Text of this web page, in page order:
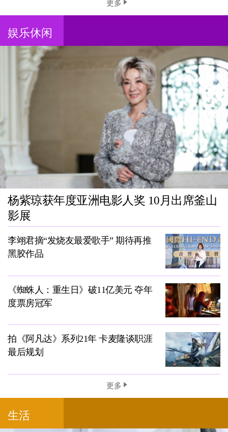
更多
娱乐休闲
杨紫琼获年度亚洲电影人奖 10月出席釜山
影展
李翊君摘“发烧友最爱歌手” 期待再推
黑胶作品
《蜘蛛人：重生日》破11亿美元 夺年
度票房冠军
拍《阿凡达》系列21年 卡麦隆谈职涯
最后规划
更多
生活